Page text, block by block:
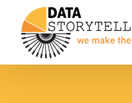
contenuto